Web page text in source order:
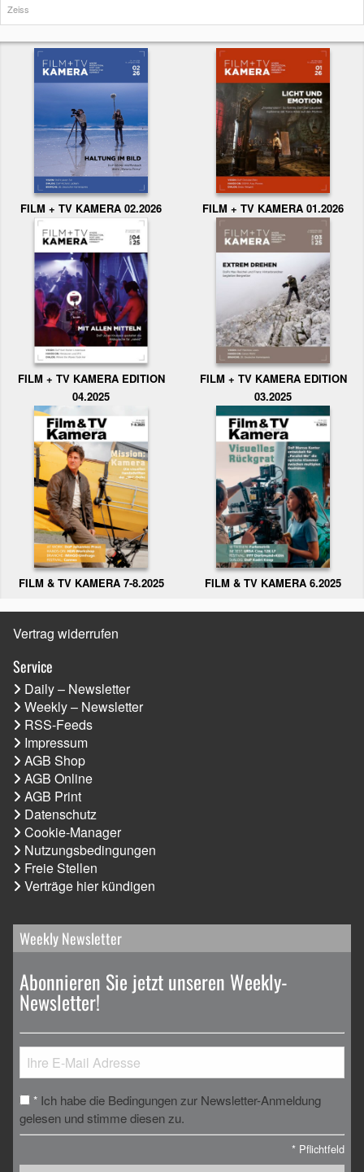
Zeiss
FILM + TV KAMERA 02.2026 FILM + TV KAMERA 01.2026
FILM + TV KAMERA EDITION
04.2025
FILM + TV KAMERA EDITION
03.2025
FILM & TV KAMERA 7-8.2025 FILM & TV KAMERA 6.2025
Vertrag widerrufen
Service
Daily – Newsletter
Weekly – Newsletter
RSS-Feeds
Impressum
AGB Shop
AGB Online
AGB Print
Datenschutz
Cookie-Manager
Nutzungsbedingungen
Freie Stellen
Verträge hier kündigen
Weekly Newsletter
Abonnieren Sie jetzt unseren Weekly-
Newsletter!
* Ich habe die Bedingungen zur Newsletter-Anmeldung
gelesen und stimme diesen zu.
* Pflichtfeld